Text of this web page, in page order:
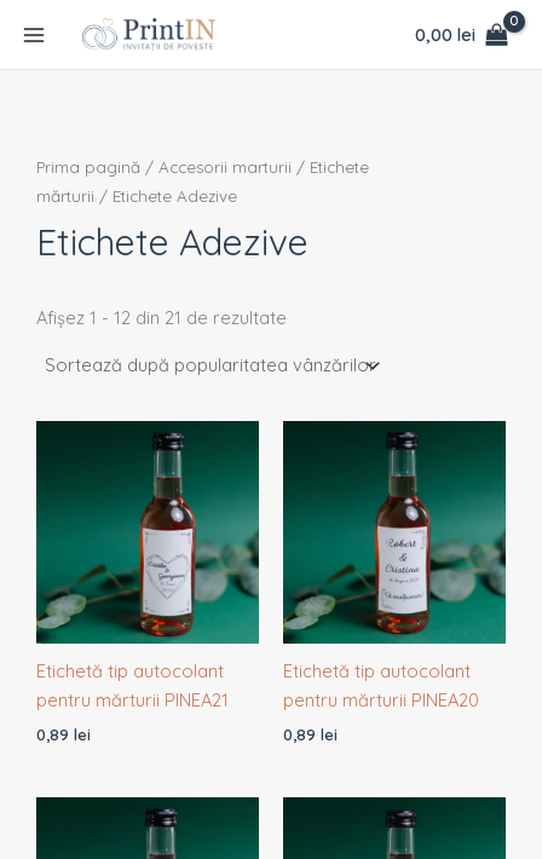
0,00lei
Prima pagină / Accesorii marturii / Etichete
mărturii / Etichete Adezive
Etichete Adezive
Afișez 1 - 12 din 21 de rezultate
Etichetă tip autocolant
pentru mărturii PINEA21
0,89 lei
Etichetă tip autocolant
pentru mărturii PINEA20
0,89 lei